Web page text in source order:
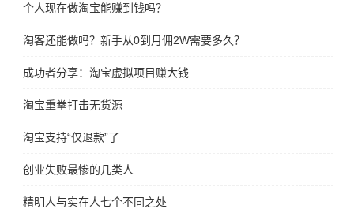
个人现在做淘宝能赚到钱吗？
淘客还能做吗？新手从0到月佣2W需要多久？
成功者分享：淘宝虚拟项目赚大钱
淘宝重拳打击无货源
淘宝支持“仅退款”了
创业失败最惨的几类人
精明人与实在人七个不同之处